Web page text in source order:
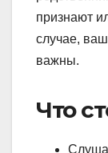
признают
случае,
важны.
Что